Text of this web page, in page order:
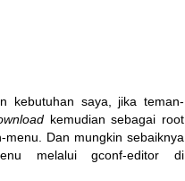
kebutuhan saya, jika teman-
kemudian sebagai root
Dan mungkin sebaiknya
melalui gconf-editor di